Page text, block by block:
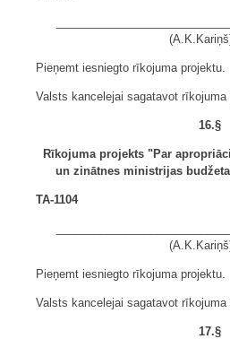
Pieņemt iesniegto rīkojuma projektu.
Valsts kancelejai sagatavot rīkojuma
16.§
Rīkojuma projekts "Par
un zinātnes ministrijas
TA-1104
Pieņemt iesniegto rīkojuma projektu.
Valsts kancelejai sagatavot rīkojuma
17.§